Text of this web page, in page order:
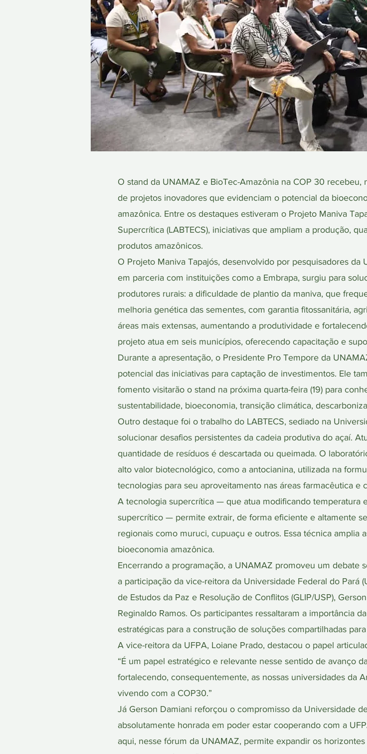
O stand da UNAMAZ e BioTec-Amazônia na COP 30 recebeu,
de projetos inovadores que evidenciam o potencial da
amazônica. Entre os destaques estiveram o Projeto Maniva
Supercrítica (LABTECS), iniciativas que ampliam a produção,
produtos amazônicos.
O Projeto Maniva Tapajós, desenvolvido por pesquisadores da
em parceria com instituições como a Embrapa, surgiu para
produtores rurais: a dificuldade de plantio da maniva, que
melhoria genética das sementes, com garantia fitossanitária,
áreas mais extensas, aumentando a produtividade e
projeto atua em seis municípios, oferecendo capacitação e
Durante a apresentação, o Presidente Pro Tempore da
potencial das iniciativas para captação de investimentos. Ele
fomento visitarão o stand na próxima quarta-feira (19) para
sustentabilidade, bioeconomia, transição climática,
Outro destaque foi o trabalho do LABTECS, sediado na
solucionar desafios persistentes da cadeia produtiva do açaí.
quantidade de resíduos é descartada ou queimada. O
alto valor biotecnológico, como a antocianina, utilizada na
tecnologias para seu aproveitamento nas áreas farmacêutica e
A tecnologia supercrítica — que atua modificando temperatura
supercrítico — permite extrair, de forma eficiente e altamente
regionais como muruci, cupuaçu e outros. Essa técnica amplia
bioeconomia amazônica.
Encerrando a programação, a UNAMAZ promoveu um debate
a participação da vice-reitora da Universidade Federal do Pará
de Estudos da Paz e Resolução de Conflitos (GLIP/USP),
Reginaldo Ramos. Os participantes ressaltaram a importância
estratégicas para a construção de soluções compartilhadas
A vice-reitora da UFPA, Loiane Prado, destacou o papel
“É um papel estratégico e relevante nesse sentido de avanço
fortalecendo, consequentemente, as nossas universidades da
vivendo com a COP30.”
Já Gerson Damiani reforçou o compromisso da Universidade
absolutamente honrada em poder estar cooperando com a
aqui, nesse fórum da UNAMAZ, permite expandir os